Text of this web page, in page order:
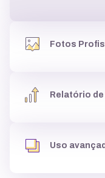
Fotos
uma biblioteca de
gratuitas
Relatório
páginas mais
entender se o site
Uso